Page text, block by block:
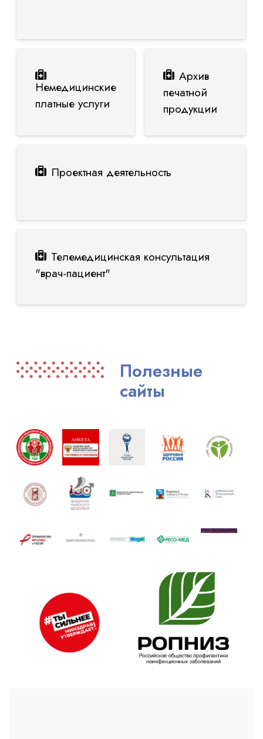
Немедицинские
платные услуги
Архив
печатной
продукции
Проектная деятельность
Телемедицинская консультация
"врач-пациент"
Полезные
сайты